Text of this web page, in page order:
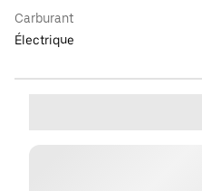
Carburant
Électrique